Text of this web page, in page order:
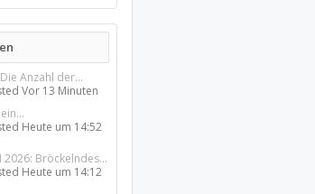
Anzahl der...
Vor 13 Minuten
Heute um 14:52
2026: Bröckelndes...
Heute um 14:12